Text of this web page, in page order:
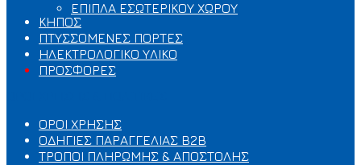
ΕΠΙΠΛΑ ΕΣΩΤΕΡΙΚΟΥ ΧΩΡΟΥ
ΚΗΠΟΣ
ΠΤΥΣΣΟΜΕΝΕΣ ΠΟΡΤΕΣ
ΗΛΕΚΤΡΟΛΟΓΙΚΟ ΥΛΙΚΟ
ΠΡΟΣΦΟΡΕΣ
ΟΡΟΙ ΧΡΗΣΗΣ
ΟΔΗΓΙΕΣ ΠΑΡΑΓΓΕΛΙΑΣ B2B
ΤΡΟΠΟΙ ΠΛΗΡΩΜΗΣ & ΑΠΟΣΤΟΛΗΣ